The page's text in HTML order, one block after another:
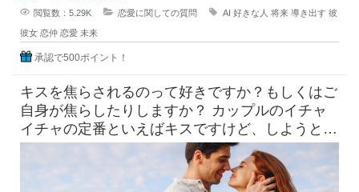
閲覧数：5.29K 恋愛に関しての質問 AI 好きな人 将来 導き出す 彼
彼女 恋仲 恋愛 未来
承認で500ポイント！
キスを焦らされるのって好きですか？もしくはご
自身が焦らしたりしますか？ カップルのイチャ
イチャの定番といえばキスですけど、しようとし
てるのにだめって言われ